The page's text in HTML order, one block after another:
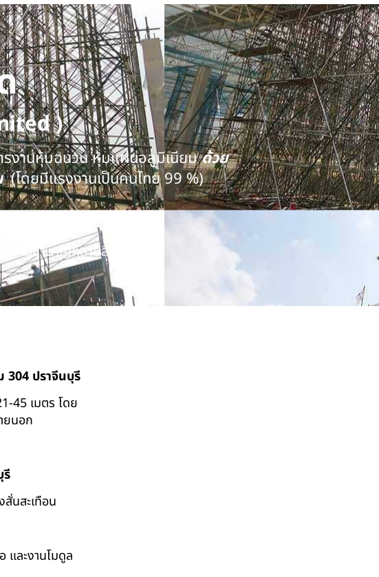
)
ารงานหุ้มฉนวน หุ้มแผ่นอลูมิเนียมด้วย
(โดยมีแรงงานเป็นคนไทย 99 %)
วยทีมงานคุณภาพ
ามชำนาญหลายสิบปี
304 ปราจีนบุรี
45 เมตร โดย
ยนอก
รี
นสะเทือน
และงานโมดูล